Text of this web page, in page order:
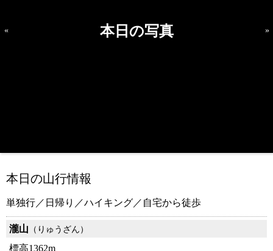
本日の写真
« »
本日の山行情報
単独行／日帰り／ハイキング／自宅から徒歩
瀧山 （りゅうざん）
標高1362m